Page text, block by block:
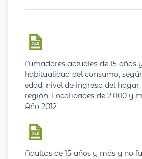
Fumadores actuales de 15 años
habitualidad del consumo,
edad, nivel de ingreso del
región. Localidades de 2.000 y
Año 2012
Adultos de 15 años y más y no